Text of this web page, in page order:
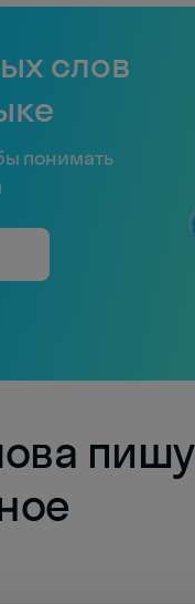
слов
понимать